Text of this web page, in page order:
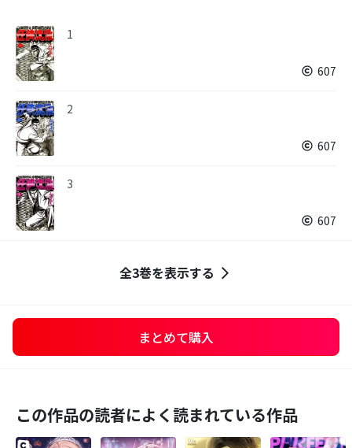
1
607
2
607
3
607
全3巻を表示する
まとめて購入
この作品の読者によく読まれている作品